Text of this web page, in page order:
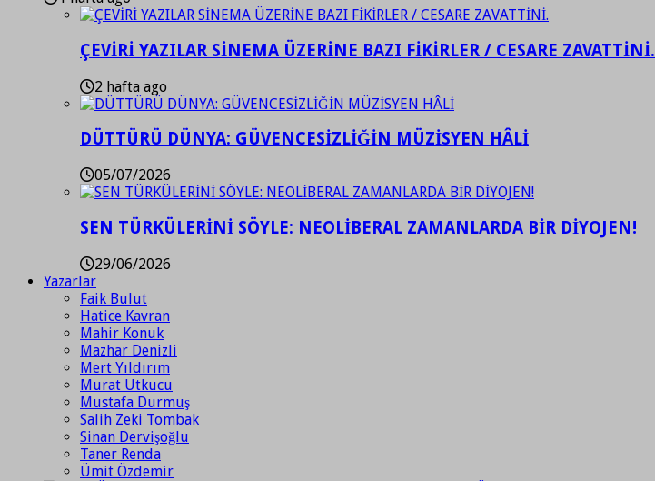
ÇEVİRİ YAZILAR SİNEMA ÜZERİNE BAZI FİKİRLER / CESARE ZAVATTİNİ.
2 hafta ago
DÜTTÜRÜ DÜNYA: GÜVENCESİZLİĞİN MÜZİSYEN HÂLİ
05/07/2026
SEN TÜRKÜLERİNİ SÖYLE: NEOLİBERAL ZAMANLARDA BİR DİYOJEN!
29/06/2026
Yazarlar
Faik Bulut
Hatice Kavran
Mahir Konuk
Mazhar Denizli
Mert Yıldırım
Murat Utkucu
Mustafa Durmuş
Salih Zeki Tombak
Sinan Dervişoğlu
Taner Renda
Ümit Özdemir